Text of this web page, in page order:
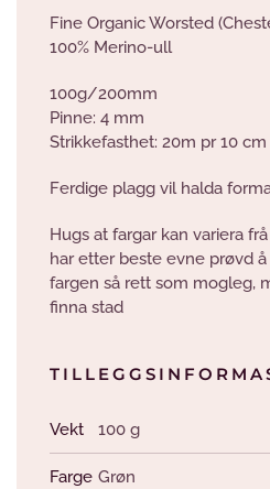
Fine Organic Worsted
100% Merino-ull
100g/200mm
Pinne: 4 mm
Strikkefasthet: 20m pr 10 cm
Ferdige plagg vil halda
Hugs at fargar kan variera
har etter beste evne prøvd
fargen så rett som mogleg,
finna stad
Vekt 100 g
Farge Grøn